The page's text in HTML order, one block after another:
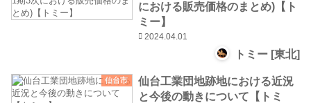
における販売価格のまとめ)【ト
ミー】
2024.04.01
トミー [東北]
仙台市
仙台工業団地跡地における近況
と今後の動きについて【トミ